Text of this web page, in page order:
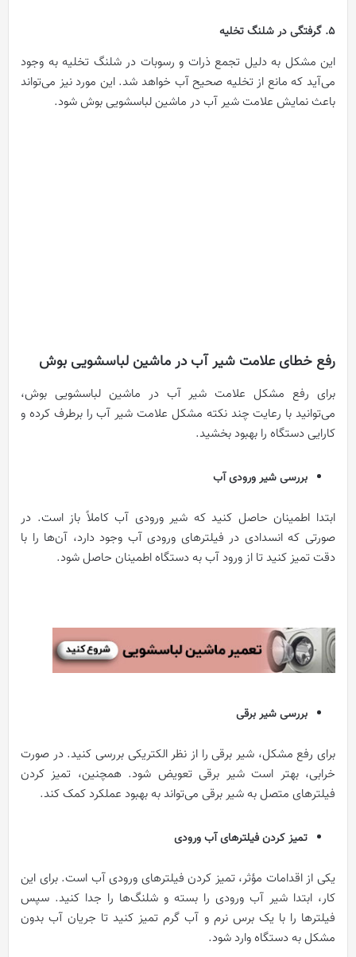
5. گرفتگی در شلنگ تخلیه
این مشکل به دلیل تجمع ذرات و رسوبات در شلنگ تخلیه به وجود
می‌آید که مانع از تخلیه صحیح آب خواهد شد. این مورد نیز می‌تواند
باعث نمایش علامت شیر آب در ماشین لباسشویی بوش شود.
رفع خطای علامت شیر آب در ماشین لباسشویی بوش
برای رفع مشکل علامت شیر آب در ماشین لباسشویی بوش،
می‌توانید با رعایت چند نکته مشکل علامت شیر آب را برطرف کرده و
کارایی دستگاه را بهبود بخشید.
بررسی شیر ورودی آب
ابتدا اطمینان حاصل کنید که شیر ورودی آب کاملاً باز است. در
صورتی که انسدادی در فیلترهای ورودی آب وجود دارد، آن‌ها را با
دقت تمیز کنید تا از ورود آب به دستگاه اطمینان حاصل شود.
بررسی شیر برقی
برای رفع مشکل، شیر برقی را از نظر الکتریکی بررسی کنید. در صورت
خرابی، بهتر است شیر برقی تعویض شود. همچنین، تمیز کردن
فیلترهای متصل به شیر برقی می‌تواند به بهبود عملکرد کمک کند.
تمیز کردن فیلترهای آب ورودی
یکی از اقدامات مؤثر، تمیز کردن فیلترهای ورودی آب است. برای این
کار، ابتدا شیر آب ورودی را بسته و شلنگ‌ها را جدا کنید. سپس
فیلترها را با یک برس نرم و آب گرم تمیز کنید تا جریان آب بدون
مشکل به دستگاه وارد شود.